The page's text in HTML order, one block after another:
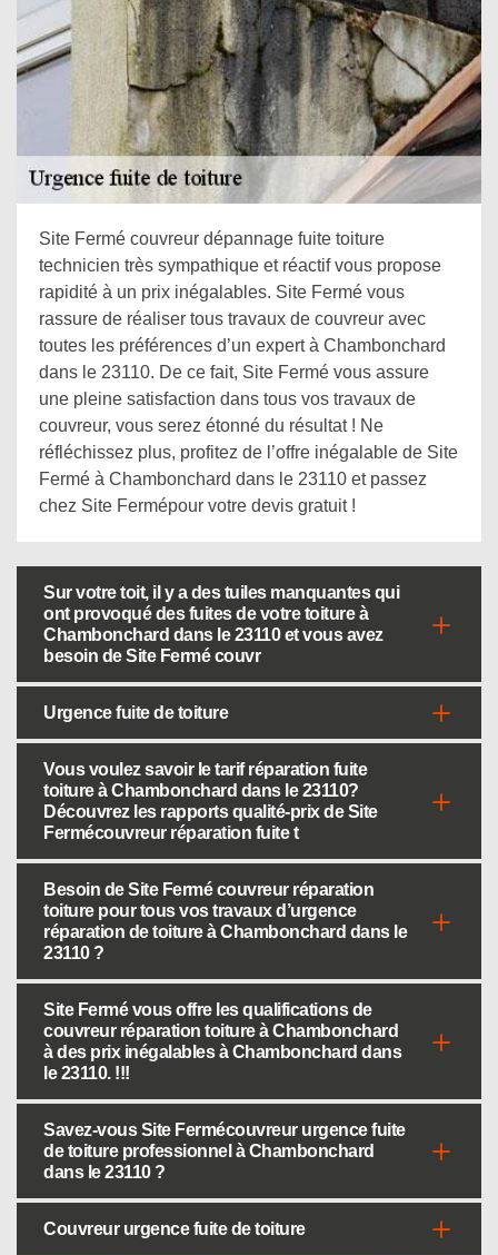
Site Fermé couvreur dépannage fuite toiture
technicien très sympathique et réactif vous propose
rapidité à un prix inégalables. Site Fermé vous
rassure de réaliser tous travaux de couvreur avec
toutes les préférences d’un expert à Chambonchard
dans le 23110. De ce fait, Site Fermé vous assure
une pleine satisfaction dans tous vos travaux de
couvreur, vous serez étonné du résultat ! Ne
réfléchissez plus, profitez de l’offre inégalable de Site
Fermé à Chambonchard dans le 23110 et passez
chez Site Fermépour votre devis gratuit !
Sur votre toit, il y a des tuiles manquantes qui
ont provoqué des fuites de votre toiture à
Chambonchard dans le 23110 et vous avez
besoin de Site Fermé couvr
Urgence fuite de toiture
Vous voulez savoir le tarif réparation fuite
toiture à Chambonchard dans le 23110?
Découvrez les rapports qualité-prix de Site
Fermécouvreur réparation fuite t
Besoin de Site Fermé couvreur réparation
toiture pour tous vos travaux d’urgence
réparation de toiture à Chambonchard dans le
23110 ?
Site Fermé vous offre les qualifications de
couvreur réparation toiture à Chambonchard
à des prix inégalables à Chambonchard dans
le 23110. !!!
Savez-vous Site Fermécouvreur urgence fuite
de toiture professionnel à Chambonchard
dans le 23110 ?
Couvreur urgence fuite de toiture